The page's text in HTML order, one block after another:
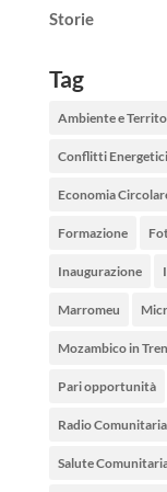
Storie
Tag
Ambiente e
Conflitti Energetici
Economia
Formazione
Inaugurazione
Marromeu
Mozambico in
Pari opportunità
Radio
Salute